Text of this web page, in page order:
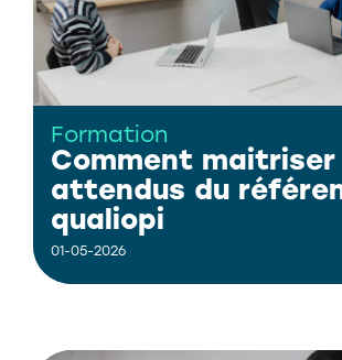
Formation
Comment maitriser
attendus du
qualiopi
01-05-2026